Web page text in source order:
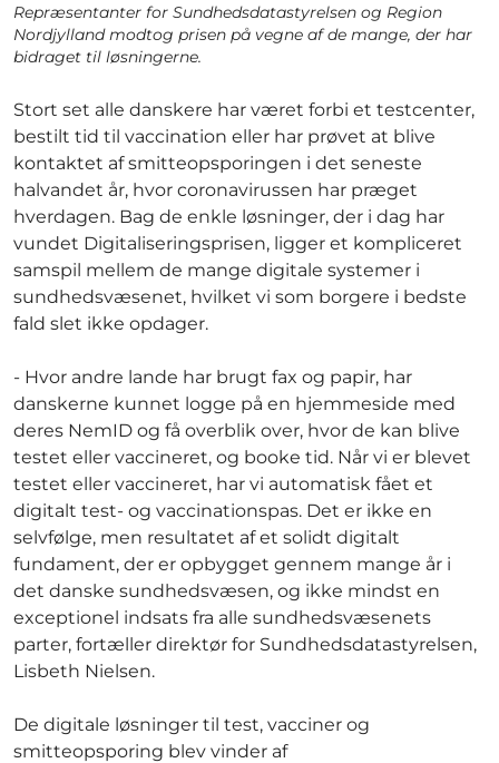
Repræsentanter for Sundhedsdatastyrelsen og Region
Nordjylland modtog prisen på vegne af de mange, der har
bidraget til løsningerne.
Stort set alle danskere har været forbi et testcenter,
bestilt tid til vaccination eller har prøvet at blive
kontaktet af smitteopsporingen i det seneste
halvandet år, hvor coronavirussen har præget
hverdagen. Bag de enkle løsninger, der i dag har
vundet Digitaliseringsprisen, ligger et kompliceret
samspil mellem de mange digitale systemer i
sundhedsvæsenet, hvilket vi som borgere i bedste
fald slet ikke opdager.
- Hvor andre lande har brugt fax og papir, har
danskerne kunnet logge på en hjemmeside med
deres NemID og få overblik over, hvor de kan blive
testet eller vaccineret, og booke tid. Når vi er blevet
testet eller vaccineret, har vi automatisk fået et
digitalt test- og vaccinationspas. Det er ikke en
selvfølge, men resultatet af et solidt digitalt
fundament, der er opbygget gennem mange år i
det danske sundhedsvæsen, og ikke mindst en
exceptionel indsats fra alle sundhedsvæsenets
parter, fortæller direktør for Sundhedsdatastyrelsen,
Lisbeth Nielsen.
De digitale løsninger til test, vacciner og
smitteopsporing blev vinder af